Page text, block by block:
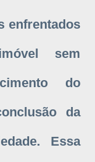
enfrentados
sem
do
da
Essa